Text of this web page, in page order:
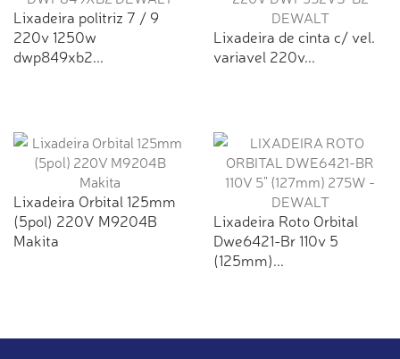
Lixadeira politriz 7 / 9
220v 1250w
dwp849xb2...
Lixadeira de cinta c/ vel.
variavel 220v...
Lixadeira Orbital 125mm
(5pol) 220V M9204B
Makita
Lixadeira Roto Orbital
Dwe6421-Br 110v 5
(125mm)...